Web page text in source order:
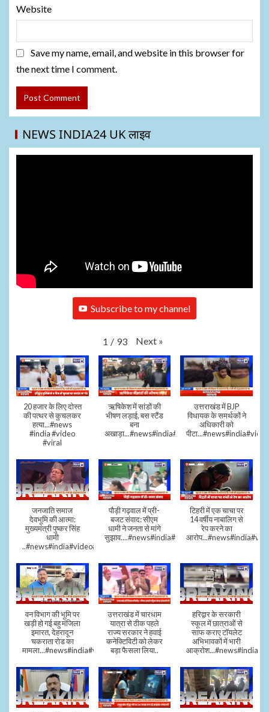
Website
Save my name, email, and website in this browser for
the next time I comment.
NEWS INDIA24 UK लाइव
Subscribe to my channel
1 / 93 Next »
20 हजार के लिए दोस्त
की पत्थर से कुचलकर
हत्या...#news
#india #video
#viral
ऋषिकेश में सांडों की
भीषण लड़ाई, बस स्टैंड
बना
अखाड़ा...#news#india#video#viral
उत्तराखंड में BJP
विधायक के समर्थकों ने
अधिकारी को
जनजाति समाज
देवभूमि की आत्मा:
मुख्यमंत्री पुष्कर सिंह
धामी
..#news#india#video#viral
पौड़ी गढ़वाल में प्री-
बजट संवाद: सीएम
धामी ने जनता से मांगे
सुझाव....#news#india#video#viral
टिहरी में एक चाचा पर
14 वर्षीय नाबालिग से
रेप करने का
वन विभाग की भूमि पर
खड़ी हो गई बहु मंजिला
इमारत, देहरादून
चकराता रोड का
मामला...#news#india#video
उत्तराखंड में चारधाम
यात्रा से ठीक पहले
राज्य सरकार ने हवाई
कनेक्टिविटी को लेकर
बड़ा फैसला लिया..
हरिद्वार के सरकारी
स्कूल में छात्राओं से
साफ कराए टॉयलेट
अभिभावकों में भारी
आक्रोश...#news#india